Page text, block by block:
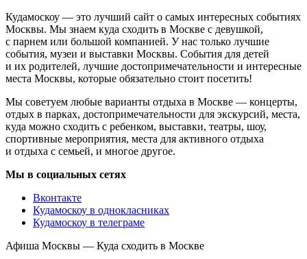
Кудамоскоу — это лучший сайт о самых интересных событиях
Москвы. Мы знаем куда сходить в Москве с девушкой,
с парнем или большой компанией. У нас только лучшие
события, музеи и выставки Москвы. События для детей
и их родителей, лучшие достопримечательности и интересные
места Москвы, которые обязательно стоит посетить!
Мы советуем любые варианты отдыха в Москве — концерты,
отдых в парках, достопримечательности для экскурсий, места,
куда можно сходить с ребенком, выставки, театры, шоу,
спортивные мероприятия, места для активного отдыха
и отдыха с семьей, и многое другое.
Мы в социальных сетях
Вконтакте
Кудамоскоу в однокласниках
Кудамоскоу в телеграме
Афиша Москвы — Куда сходить в Москве